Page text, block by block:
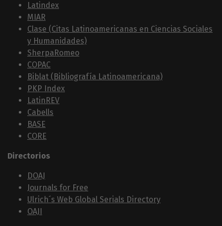
Latindex
MIAR
Clase (Citas Latinoamericanas en Ciencias Sociales
y Humanidades)
SherpaRomeo
COPAC
Biblat (Bibliografía Latinoamericana)
PKP Index
LatinREV
Cabells
BASE
CORE
Directorios
DOAJ
Journals for Free
Ulrich´s Web Global Serials Directory
OAJI